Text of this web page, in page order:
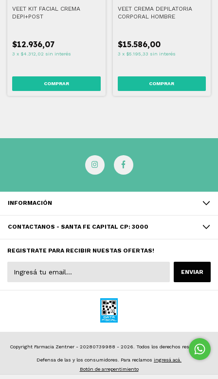
VEET KIT FACIAL CREMA
DEPI+POST
$12.936,07
3 x $4.312,02 sin interés
VEET CREMA DEPILATORIA
CORPORAL HOMBRE
$15.586,00
3 x $5.195,33 sin interés
INFORMACIÓN
CONTACTANOS - SANTA FE CAPITAL CP: 3000
REGISTRATE PARA RECIBIR NUESTAS OFERTAS!
Copyright Farmacia Zentner - 20280739988 - 2026. Todos los derechos reservados.
Defensa de las y los consumidores. Para reclamos ingresá acá.
Botón de arrepentimiento